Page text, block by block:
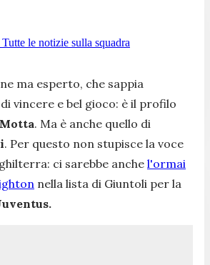
Tutte le notizie sulla squadra
ma esperto, che sappia
vincere e bel gioco: è il profilo
. Ma è anche quello di
. Per questo non stupisce la voce
ci sarebbe anche l'ormai
nella lista di Giuntoli per la